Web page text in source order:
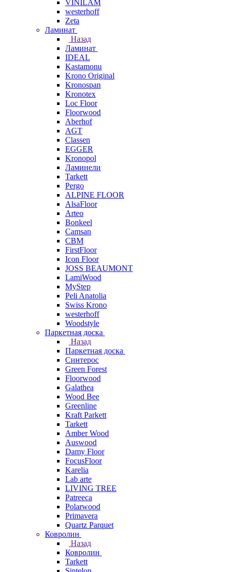
VINILAM
westerhoff
Zeta
Ламинат
Назад
Ламинат
IDEAL
Kastamonu
Krono Original
Kronospan
Kronotex
Loc Floor
Floorwood
Aberhof
AGT
Classen
EGGER
Kronopol
Ламинели
Tarkett
Pergo
ALPINE FLOOR
AlsaFloor
Arteo
Bonkeel
Camsan
CBM
FirstFloor
Icon Floor
JOSS BEAUMONT
LamiWood
MyStep
Peli Anatolia
Swiss Krono
westerhoff
Woodstyle
Паркетная доска
Назад
Паркетная доска
Синтерос
Green Forest
Floorwood
Galathea
Wood Bee
Greenline
Kraft Parkett
Tarkett
Amber Wood
Auswood
Damy Floor
FocusFloor
Karelia
Lab arte
LIVING TREE
Patreeca
Polarwood
Primavera
Quartz Parquet
Ковролин
Назад
Ковролин
Tarkett